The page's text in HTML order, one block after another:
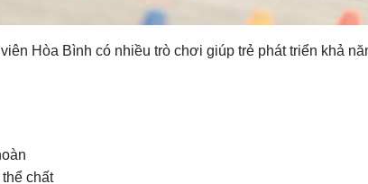
Hòa Bình có nhiều trò chơi giúp trẻ phát triển khả
chất